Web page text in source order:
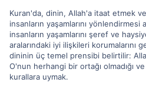
Kuran'da, dinin, Allah'a itaat etmek
insanların yaşamlarını
insanların yaşamlarını şeref ve
aralarındaki iyi ilişkileri korumalarını
dininin üç temel prensibi belirtilir:
O'nun herhangi bir ortağı olmadığı
kurallara uymak.